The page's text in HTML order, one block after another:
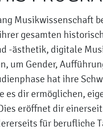
Musikwissenschaft
gesamten
-ästhetik, digitale
um Gender,
hat ihre
es dir ermöglichen,
eröffnet dir
für berufliche